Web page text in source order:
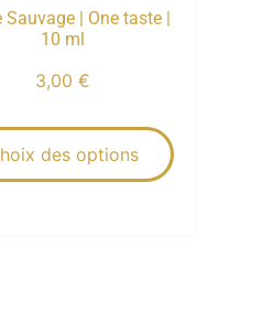
Sauvage | One taste |
10 ml
3,00 €
des options